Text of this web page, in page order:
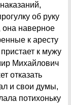
об руку
наверное
к аресту
к мужу
Михайлович
отказать
и свои думы,
потихоньку